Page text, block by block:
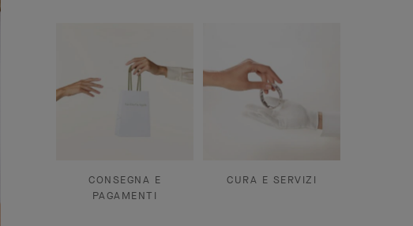
CONSEGNA E
PAGAMENTI
CURA E SERVIZI